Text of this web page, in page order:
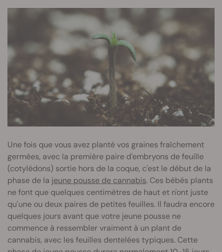
Une fois que vous avez planté vos graines fraîchement
germées, avec la première paire d'embryons de feuille
(cotylédons) sortie hors de la coque, c'est le début de la
phase de la jeune pousse de cannabis. Ces bébés plants
ne font que quelques centimètres de haut et n'ont juste
qu'une ou deux paires de petites feuilles. Il faudra encore
quelques jours avant que votre jeune pousse ne
commence à ressembler vraiment à un plant de
cannabis, avec les feuilles dentelées typiques. Cette